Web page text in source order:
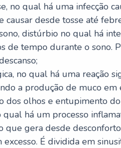
no qual há uma infecção
causar desde tosse até
distúrbio no qual há
de tempo durante o sono.
no qual há uma reação
a produção de muco em
dos olhos e entupimento
qual há um processo
que gera desde
É dividida em